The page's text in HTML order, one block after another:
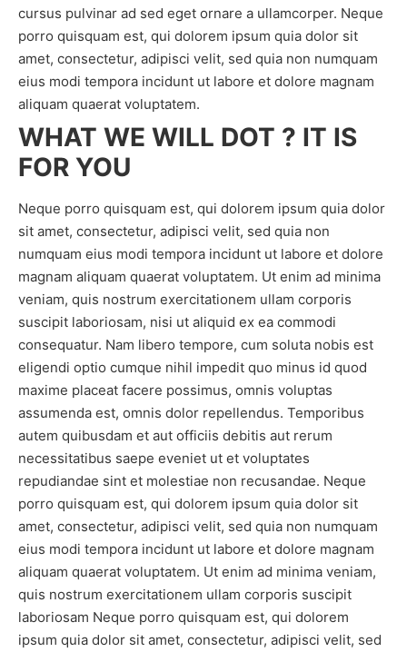
cursus pulvinar ad sed eget ornare a ullamcorper. Neque
porro quisquam est, qui dolorem ipsum quia dolor sit
amet, consectetur, adipisci velit, sed quia non numquam
eius modi tempora incidunt ut labore et dolore magnam
aliquam quaerat voluptatem.
WHAT WE WILL DOT ? IT IS
FOR YOU
Neque porro quisquam est, qui dolorem ipsum quia dolor
sit amet, consectetur, adipisci velit, sed quia non
numquam eius modi tempora incidunt ut labore et dolore
magnam aliquam quaerat voluptatem. Ut enim ad minima
veniam, quis nostrum exercitationem ullam corporis
suscipit laboriosam, nisi ut aliquid ex ea commodi
consequatur. Nam libero tempore, cum soluta nobis est
eligendi optio cumque nihil impedit quo minus id quod
maxime placeat facere possimus, omnis voluptas
assumenda est, omnis dolor repellendus. Temporibus
autem quibusdam et aut officiis debitis aut rerum
necessitatibus saepe eveniet ut et voluptates
repudiandae sint et molestiae non recusandae. Neque
porro quisquam est, qui dolorem ipsum quia dolor sit
amet, consectetur, adipisci velit, sed quia non numquam
eius modi tempora incidunt ut labore et dolore magnam
aliquam quaerat voluptatem. Ut enim ad minima veniam,
quis nostrum exercitationem ullam corporis suscipit
laboriosam Neque porro quisquam est, qui dolorem
ipsum quia dolor sit amet, consectetur, adipisci velit, sed